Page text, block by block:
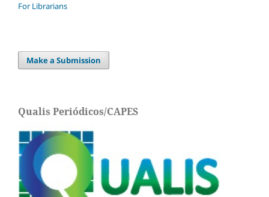
For Librarians
Make a Submission
Qualis Periódicos/CAPES